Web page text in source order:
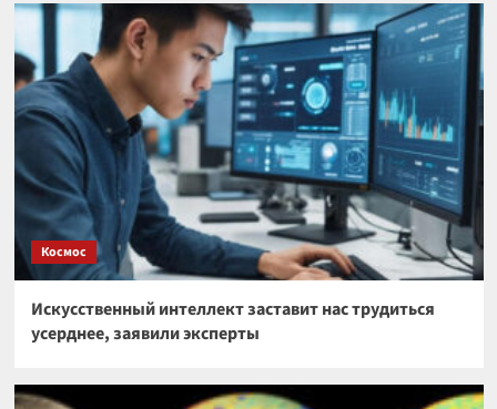
Космос
Искусственный интеллект заставит нас трудиться
усерднее, заявили эксперты